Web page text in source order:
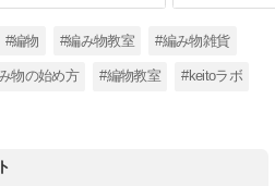
#編物 #編み物教室 #編み物雑貨
物の始め方 #編物教室 #keitoラボ